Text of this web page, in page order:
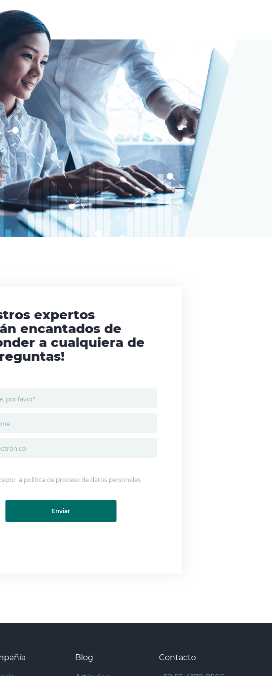
expertos
encantados de
a cualquiera de
la política de proceso de datos personales
Enviar
Blog Contacto